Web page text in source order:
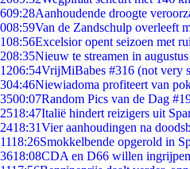
609:28Aanhoudende droogte
008:59Van de Zandschulp overleeft
108:56Excelsior opent seizoen met
208:35Nieuw te streamen in augustus
1206:54VrijMiBabes #316 (not very
304:46Niewiadoma profiteert van
3500:07Random Pics van de Dag
2518:47Italië hindert reizigers uit
2418:31Vier aanhoudingen na
1118:26Smokkelbende opgerold in
3618:08CDA en D66 willen